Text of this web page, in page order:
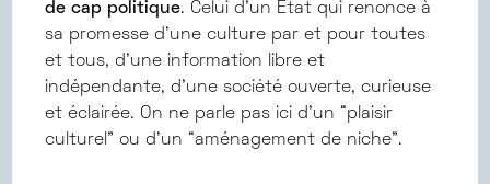
de cap politique. Celui d’un État qui renonce à
sa promesse d’une culture par et pour toutes
et tous, d’une information libre et
indépendante, d’une société ouverte, curieuse
et éclairée. On ne parle pas ici d’un “plaisir
culturel” ou d’un “aménagement de niche”.